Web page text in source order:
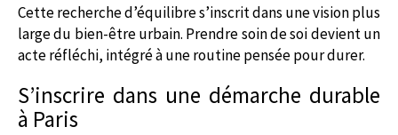
Cette recherche d’équilibre s’inscrit dans une vision plus
large du bien-être urbain. Prendre soin de soi devient un
acte réfléchi, intégré à une routine pensée pour durer.
S’inscrire dans une démarche durable
à Paris